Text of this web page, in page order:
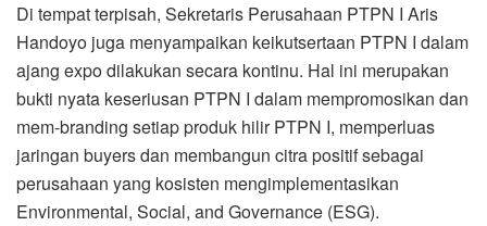
Di tempat terpisah, Sekretaris Perusahaan PTPN I Aris
Handoyo juga menyampaikan keikutsertaan PTPN I dalam
ajang expo dilakukan secara kontinu. Hal ini merupakan
bukti nyata keseriusan PTPN I dalam mempromosikan dan
mem-branding setiap produk hilir PTPN I, memperluas
jaringan buyers dan membangun citra positif sebagai
perusahaan yang kosisten mengimplementasikan
Environmental, Social, and Governance (ESG).